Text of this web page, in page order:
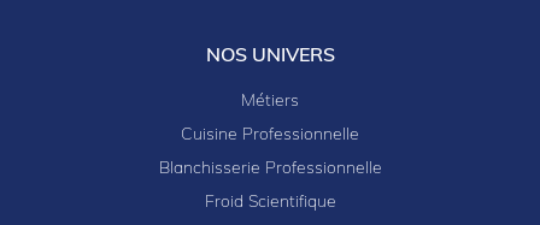
NOS UNIVERS
Métiers
Cuisine Professionnelle
Blanchisserie Professionnelle
Froid Scientifique